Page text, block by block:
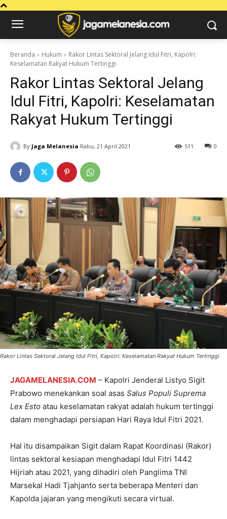
Beranda Hukum
Rakor Lintas Sektoral Jelang Idul Fitri, Kapolri:
Keselamatan Rakyat Hukum Tertinggi
Rakor Lintas Sektoral Jelang
Idul Fitri, Kapolri: Keselamatan
Rakyat Hukum Tertinggi
By Jaga Melanesia Rabu, 21 April 2021 0
511
Rakor Lintas Sektoral Jelang Idul Fitri, Kapolri: Keselamatan Rakyat Hukum Tertinggi
JAGAMELANESIA.COM – Kapolri Jenderal Listyo Sigit
Prabowo menekankan soal asas Salus Populi Suprema
Lex Esto atau keselamatan rakyat adalah hukum tertinggi
dalam menghadapi persiapan Hari Raya Idul Fitri 2021.
Hal itu disampaikan Sigit dalam Rapat Koordinasi (Rakor)
lintas sektoral kesiapan menghadapi Idul Fitri 1442
Hijriah atau 2021, yang dihadiri oleh Panglima TNI
Marsekal Hadi Tjahjanto serta beberapa Menteri dan
Kapolda jajaran yang mengikuti secara virtual.